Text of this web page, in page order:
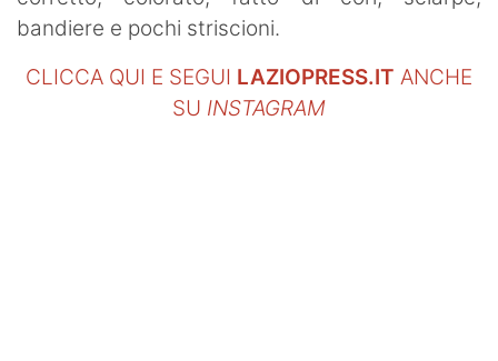
SHOP LAZIO
Contatti
bandiere e pochi striscioni.
CLICCA QUI E SEGUI LAZIOPRESS.IT ANCHE
SU INSTAGRAM